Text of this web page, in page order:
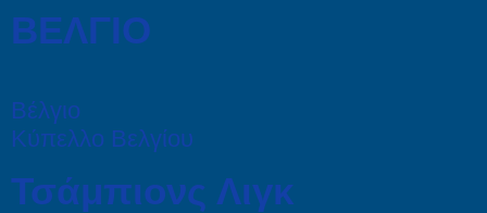
ΒΕΛΓΙΟ
Βέλγιο
Κύπελλο Βελγίου
Τσάμπιονς Λιγκ